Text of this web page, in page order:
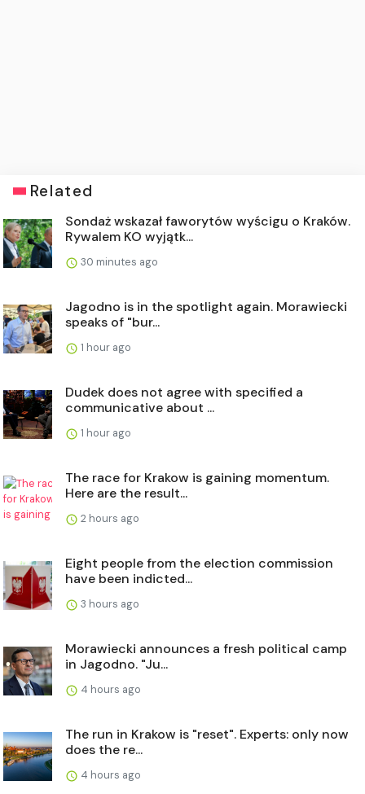
Related
Sondaż wskazał faworytów wyścigu o Kraków.
Rywalem KO wyjątk...
30 minutes ago
Jagodno is in the spotlight again. Morawiecki
speaks of "bur...
1 hour ago
Dudek does not agree with specified a
communicative about ...
1 hour ago
The race for Krakow is gaining momentum.
Here are the result...
2 hours ago
Eight people from the election commission
have been indicted...
3 hours ago
Morawiecki announces a fresh political camp
in Jagodno. "Ju...
4 hours ago
The run in Krakow is "reset". Experts: only now
does the re...
4 hours ago